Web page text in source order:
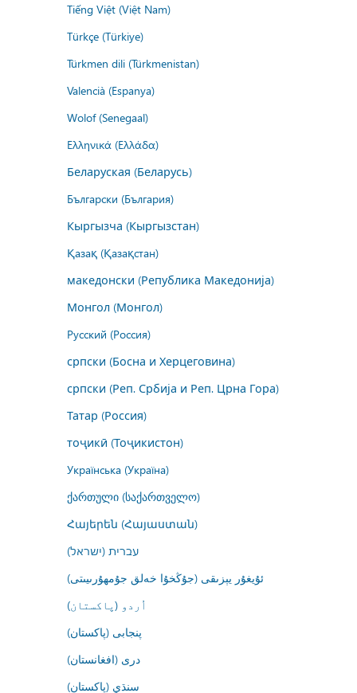
Tiếng Việt (Việt Nam)
Türkçe (Türkiye)
Türkmen dili (Türkmenistan)
Valencià (Espanya)
Wolof (Senegaal)
Ελληνικά (Ελλάδα)
Беларуская (Беларусь)
Български (България)
Кыргызча (Кыргызстан)
Қазақ (Қазақстан)
македонски (Република Македонија)
Монгол (Монгол)
Русский (Россия)
српски (Босна и Херцеговина)
српски (Реп. Србија и Реп. Црна Гора)
Татар (Россия)
тоҷикӣ (Тоҷикистон)
Українська (Україна)
ქართული (საქართველო)
Հայերեն (Հայաստան)
עברית (ישראל)
ئۇيغۇر يېزىقى (جۇڭخۇا خەلق جۇمھۇرىيىتى)
اُردو (پاکستان)
پنجابی (پاکستان)
درى (افغانستان)
سنڌي (پاکستان)